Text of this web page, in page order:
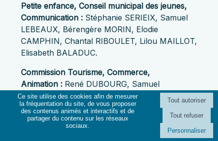
Petite enfance, Conseil municipal des jeunes,
Communication : Stéphanie SERIEIX, Samuel
LEBEAUX, Bérengère MORIN, Elodie
CAMPHIN, Chantal RIBOULET, Lilou MAILLOT,
Elisabeth BALADUC.
Commission Tourisme, Commerce,
Animation : René DUBOURG, Samuel
LEBEAUX, André ARNOULD, Stéphanie
SERIEIX, Laurence SOURZAT, Lilou MAILLOT,
Olivier PRAT.
Commission Affaires Sociales (membres élus
Ce site utilise des cookies afin de mesurer
la fréquentation du site, de vous proposer
des contenus animés et interactifs et de
partager du contenu sur les réseaux
sociaux.
Personnaliser